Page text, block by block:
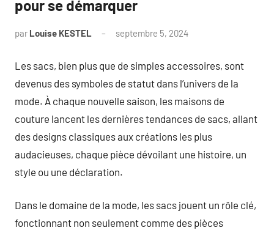
pour se démarquer
par Louise KESTEL septembre 5, 2024
Les sacs, bien plus que de simples accessoires, sont
devenus des symboles de statut dans l’univers de la
mode. À chaque nouvelle saison, les maisons de
couture lancent les dernières tendances de sacs, allant
des designs classiques aux créations les plus
audacieuses, chaque pièce dévoilant une histoire, un
style ou une déclaration.
Dans le domaine de la mode, les sacs jouent un rôle clé,
fonctionnant non seulement comme des pièces